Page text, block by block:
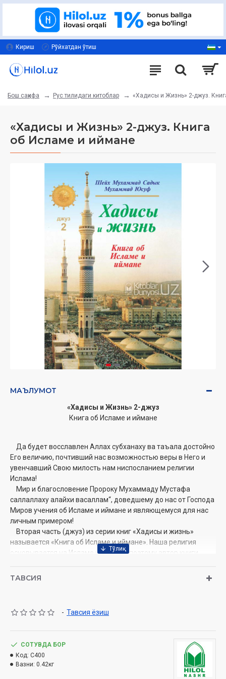
Кириш Рўйхатдан ўтиш
Бош саҳифа Рус тилидаги китоблар «Хадисы и Жизнь» 2-джуз.
«Хадисы и Жизнь» 2-джуз. Книга
об Исламе и иймане
МАЪЛУМОТ
«Хадисы и Жизнь»2-джуз
Книга об Исламе и иймане
Да будет восславлен Аллах субханаху ва таъала достойно
Его величию, почтивший нас возможностью веры в Него и
увенчавший Свою милость нам ниспосланием религии
Ислама!
Мир и благословение Пророку Мухаммаду Мустафа
саллаллаху алайхи васаллам“, доведшему до нас от Господа
Миров учения об Исламе и иймaнe и являющемуся для нас
личным примером!
Вторая часть (джуз) из серии книг «Хадисы и жизнь»
называется «Книга об Исламе и иймaнe». Наша религия
основывается на Исламе и иймане, поэтому автор книги
объединяющий основные хадисы Посланника Аллаха
хадисы.
Переводчик:Бахтиер Юнусов
Издательство:
Объём: 368 стр.
ТАВСИЯ
- Тавсия ёзиш
СОТУВДА БОР
Код: C400
Вазни: 0.42кг